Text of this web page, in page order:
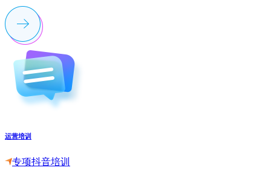
运营培训
专项抖音培训